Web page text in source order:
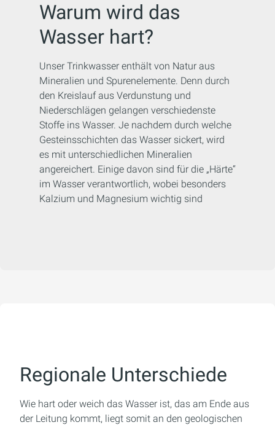
Warum wird das
Wasser hart?
Unser Trinkwasser enthält von Natur aus
Mineralien und Spurenelemente. Denn durch
den Kreislauf aus Verdunstung und
Niederschlägen gelangen verschiedenste
Stoffe ins Wasser. Je nachdem durch welche
Gesteinsschichten das Wasser sickert, wird
es mit unterschiedlichen Mineralien
angereichert. Einige davon sind für die „Härte“
im Wasser verantwortlich, wobei besonders
Kalzium und Magnesium wichtig sind
Regionale Unterschiede
Wie hart oder weich das Wasser ist, das am Ende aus
der Leitung kommt, liegt somit an den geologischen